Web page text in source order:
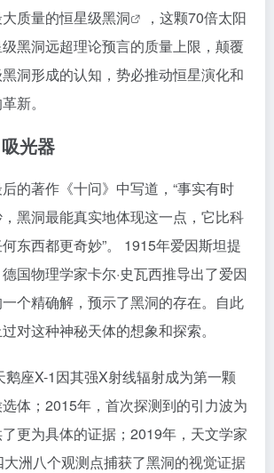
质量的恒星级黑洞
，这颗70倍太阳
黑洞远超理论预言的质量上限，颠覆
洞形成的认知，势必推动恒星演化和
新。
吸光器
著作《十问》中写道，“事实有时
黑洞最能真实地体现这一点，它比科
东西都更奇妙”。 1915年爱因斯坦提
国物理学家卡尔·史瓦西推导出了爱因
个精确解，预示了黑洞的存在。自此
对这种神秘天体的想象和探索。
座X-1因其强X射线辐射成为第一颗
体；2015年，首次探测到的引力波为
更为具体的证据；2019年，天文学家
洲八个观测点捕获了黑洞的视觉证据